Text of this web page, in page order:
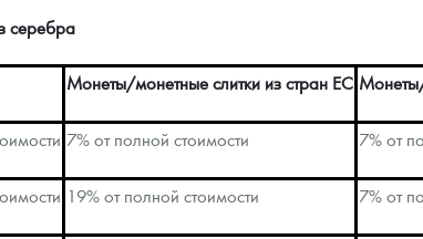
серебра
Монеты/монетные слитки из стран ЕС
7% от полной стоимости 7% от
19% от полной стоимости 7% от